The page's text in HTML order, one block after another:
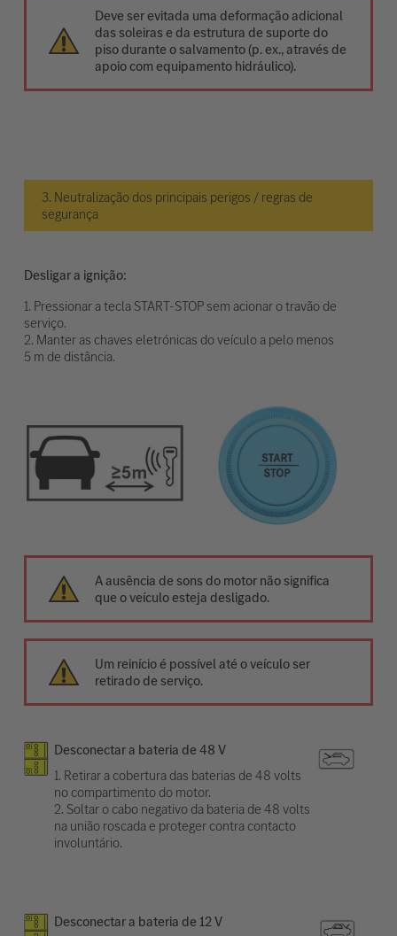
Deve ser evitada uma deformação adicional
das soleiras e da estrutura de suporte do
piso durante o salvamento (p. ex., através de
apoio com equipamento hidráulico).
3. Neutralização dos principais perigos / regras de
segurança
Desligar a ignição:
1. Pressionar a tecla START-STOP sem acionar o travão de
serviço.
2. Manter as chaves eletrónicas do veículo a pelo menos
5 m de distância.
A ausência de sons do motor não significa
que o veículo esteja desligado.
Um reinício é possível até o veículo ser
retirado de serviço.
Desconectar a bateria de 48 V
1. Retirar a cobertura das baterias de 48 volts
no compartimento do motor.
2. Soltar o cabo negativo da bateria de 48 volts
na união roscada e proteger contra contacto
involuntário.
Desconectar a bateria de 12 V